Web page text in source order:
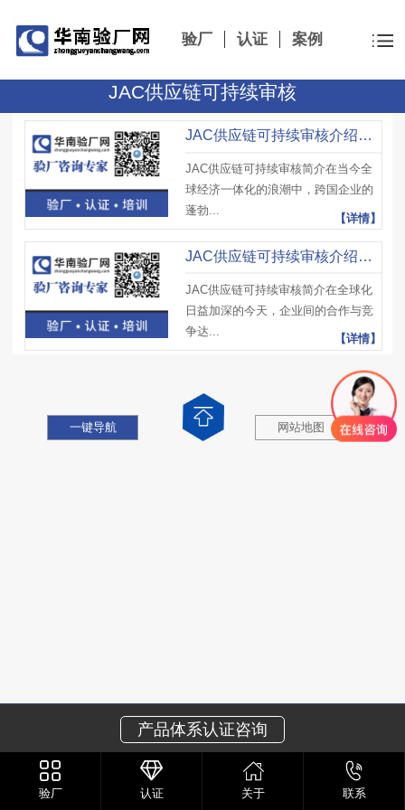
验厂 认证 案例
JAC供应链可持续审核
JAC供应链可持续审核介绍，JAC审核重要性、面临挑战与未来发展趋势
JAC供应链可持续审核简介在当今全
球经济一体化的浪潮中，跨国企业的
蓬勃...
【详情】
JAC供应链可持续审核介绍，JAC认证起源背景、核心理念与未来展望
JAC供应链可持续审核简介在全球化
日益加深的今天，企业间的合作与竞
争达...
【详情】
产品体系认证咨询
一键导航 网站地图
验厂 认证 关于 联系